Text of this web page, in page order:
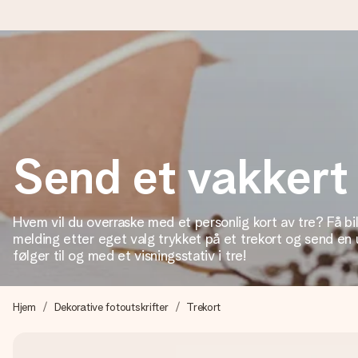
Bestill i dag, sendes innen 1 virkedag
Vi lager dine gaver med omtanke og sender den avgårde så
4,5 (basert på +15 000 anmeldelser)
Lag noe unikt med bare noen få steg - med hennes navn, et
øyeblikket.
Send et
Hvem vil du overraske med et personlig kort av tre? Få
melding etter eget valg trykket på et trekort og send en
følger til og med et visningsstativ i tre!
Hjem Dekorative fotoutskrifter Trekort